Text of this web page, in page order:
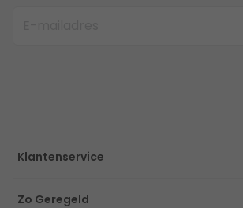
Klantenservice
Zo Geregeld